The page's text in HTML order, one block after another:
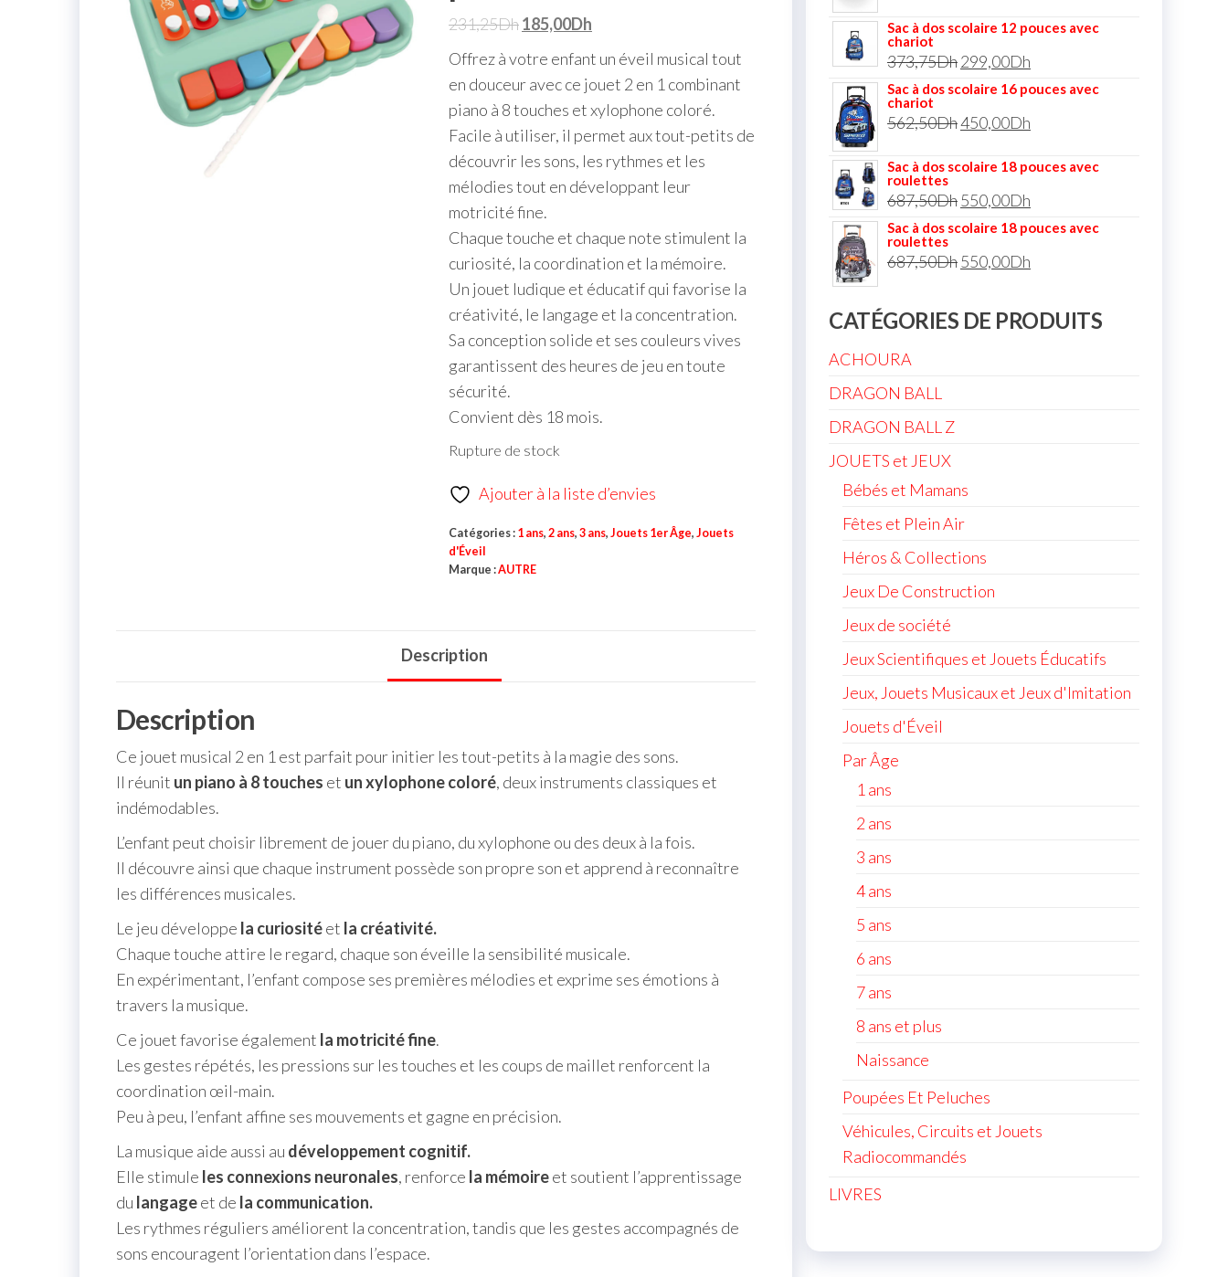
231,25Dh185,00Dh
Offrez à votre enfant un éveil musical tout
en douceur avec ce jouet 2 en 1 combinant
piano à 8 touches et xylophone coloré.
Facile à utiliser, il permet aux tout-petits de
découvrir les sons, les rythmes et les
mélodies tout en développant leur
motricité fine.
Chaque touche et chaque note stimulent la
curiosité, la coordination et la mémoire.
Un jouet ludique et éducatif qui favorise la
créativité, le langage et la concentration.
Sa conception solide et ses couleurs vives
garantissent des heures de jeu en toute
sécurité.
Convient dès 18 mois.
Rupture de stock
Ajouter à la liste d’envies
Catégories : 1 ans, 2 ans, 3 ans, Jouets 1er Âge, Jouets
d'Éveil
Marque :AUTRE
Description
Description
Ce jouet musical 2 en 1 est parfait pour initier les tout-petits à la magie des sons.
Il réunit un piano à 8 touches et unxylophone coloré, deux instruments classiques et
indémodables.
L’enfant peut choisir librement de jouer du piano, du xylophone ou des deux à la fois.
Il découvre ainsi que chaque instrument possède son propre son et apprend à reconnaître
les différences musicales.
Le jeu développe la curiositéet la créativité.
Chaque touche attire le regard, chaque son éveille la sensibilité musicale.
En expérimentant, l’enfant compose ses premières mélodies et exprime ses émotions à
travers la musique.
Ce jouet favorise également la motricité fine.
Les gestes répétés, les pressions sur les touches et les coups de maillet renforcent la
coordination œil-main.
Peu à peu, l’enfant affine ses mouvements et gagne en précision.
La musique aide aussi au développement cognitif.
Elle stimule les connexions neuronales, renforce la mémoireet soutient l’apprentissage
du langageet de la communication.
Les rythmes réguliers améliorent la concentration, tandis que les gestes accompagnés de
sons encouragent l’orientation dans l’espace.
Sac à dos scolaire 12 pouces avec
chariot
373,75Dh299,00Dh
Sac à dos scolaire 16 pouces avec
chariot
562,50Dh450,00Dh
Sac à dos scolaire 18 pouces avec
roulettes
687,50Dh550,00Dh
Sac à dos scolaire 18 pouces avec
roulettes
687,50Dh550,00Dh
CATÉGORIES DE PRODUITS
ACHOURA
DRAGON BALL
DRAGON BALL Z
JOUETS et JEUX
Bébés et Mamans
Fêtes et Plein Air
Héros & Collections
Jeux De Construction
Jeux de société
Jeux Scientifiques et Jouets Éducatifs
Jeux, Jouets Musicaux et Jeux d'Imitation
Jouets d'Éveil
Par Âge
1 ans
2 ans
3 ans
4 ans
5 ans
6 ans
7 ans
8 ans et plus
Naissance
Poupées Et Peluches
Véhicules, Circuits et Jouets
Radiocommandés
LIVRES